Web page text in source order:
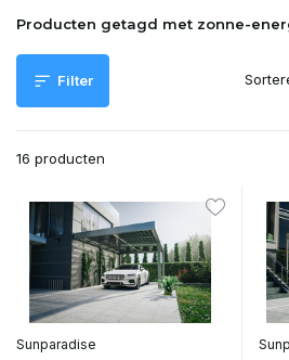
Producten getagd met zonne-
Filter
16 producten
Sunparadise